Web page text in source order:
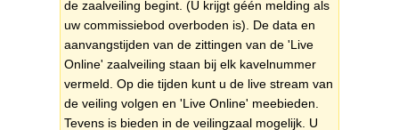
de zaalveiling begint. (U krijgt géén melding als
uw commissiebod overboden is). De data en
aanvangstijden van de zittingen van de 'Live
Online' zaalveiling staan bij elk kavelnummer
vermeld. Op die tijden kunt u de live stream van
de veiling volgen en 'Live Online' meebieden.
Tevens is bieden in de veilingzaal mogelijk. U